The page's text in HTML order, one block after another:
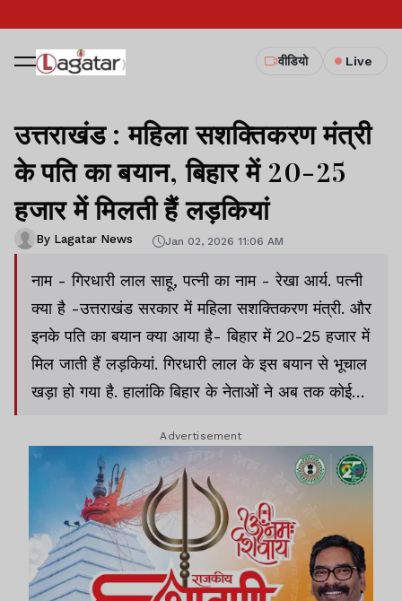
वीडियो Live
उत्तराखंड : महिला सशक्तिकरण मंत्री
के पति का बयान, बिहार में 20-25
हजार में मिलती हैं लड़कियां
By Lagatar News Jan 02, 2026 11:06 AM
नाम - गिरधारी लाल साहू, पत्नी का नाम - रेखा आर्य. पत्नी
क्या है -उत्तराखंड सरकार में महिला सशक्तिकरण मंत्री. और
इनके पति का बयान क्या आया है- बिहार में 20-25 हजार में
मिल जाती हैं लड़कियां. गिरधारी लाल के इस बयान से भूचाल
खड़ा हो गया है. हालांकि बिहार के नेताओं ने अब तक कोई
Advertisement